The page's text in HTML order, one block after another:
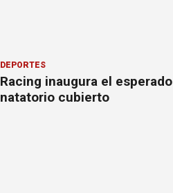
DEPORTES
Racing inaugura el esperado
natatorio cubierto